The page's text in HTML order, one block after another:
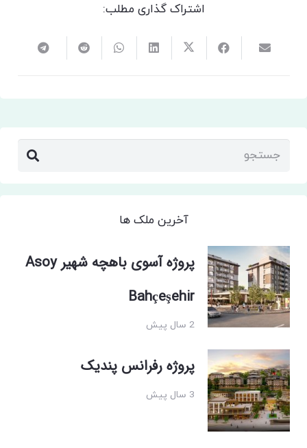
اشتراک گذاری مطلب:
آخرین ملک ها
پروژه آسوی باهچه شهیر Asoy
Bahçeşehir
2 سال پیش
پروژه رفرانس پندیک
3 سال پیش